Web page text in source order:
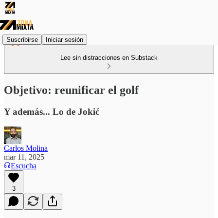
Suscribirse Iniciar sesión
Lee sin distracciones en Substack
Objetivo: reunificar el golf
Y además... Lo de Jokić
Carlos Molina
mar 11, 2025
Escucha
3